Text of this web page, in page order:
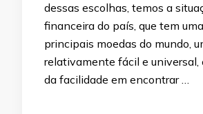
dessas escolhas, temos a
financeira do país, que tem
principais moedas do mundo,
relativamente fácil e universal,
da facilidade em encontrar …